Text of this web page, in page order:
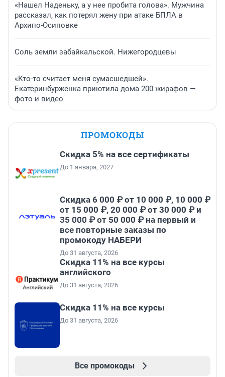
«Нашел Наденьку, а у нее пробита голова». Мужчина
рассказал, как потерял жену при атаке БПЛА в
Архипо-Осиповке
Соль земли забайкальской. Нижегородцевы
«Кто-то считает меня сумасшедшей».
Екатеринбурженка приютила дома 200 жирафов —
фото и видео
ПРОМОКОДЫ
Скидка 5% на все сертификаты
До 1 января, 2027
Скидка 6 000 ₽ от 10 000 ₽, 10 000 ₽
от 15 000 ₽, 20 000 ₽ от 30 000 ₽ и
35 000 ₽ от 50 000 ₽ на первый и
все повторные заказы по
промокоду НАБЕРИ
До 31 августа, 2026
Скидка 11% на все курсы
английского
До 31 августа, 2026
Скидка 11% на все курсы
До 31 августа, 2026
Все промокоды